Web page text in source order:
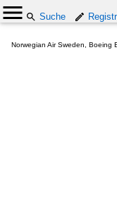
Suche
Norwegian Air Sweden, Boeing